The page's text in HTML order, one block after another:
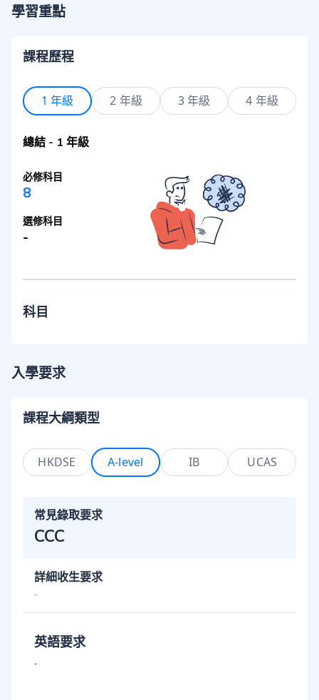
學習重點
課程歷程
1 年級 2 年級 3 年級 4 年級
總結 - 1 年級
必修科目
8
選修科目
-
科目
入學要求
課程大綱類型
HKDSE A-level IB UCAS
常見錄取要求
CCC
詳細收生要求
-
英語要求
-